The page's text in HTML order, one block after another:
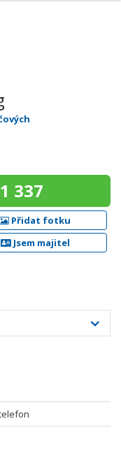
337
Přidat fotku
Jsem majitel